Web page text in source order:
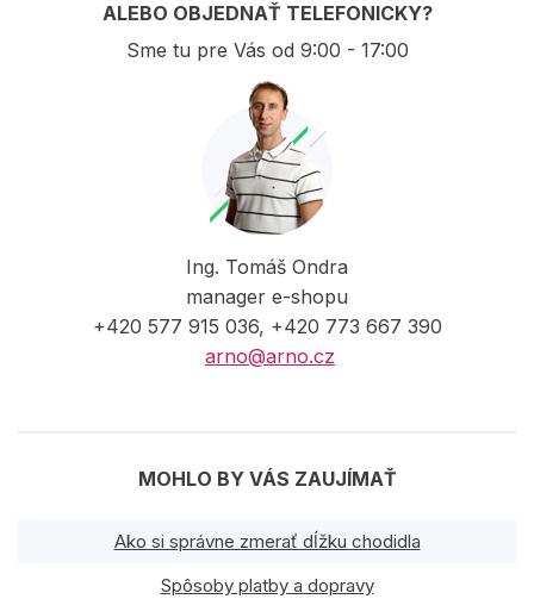
ALEBO OBJEDNAŤ TELEFONICKY?
Sme tu pre Vás od 9:00 - 17:00
Ing. Tomáš Ondra
manager e-shopu
+420 577 915 036, +420 773 667 390
arno@arno.cz
MOHLO BY VÁS ZAUJÍMAŤ
Ako si správne zmerať dĺžku chodidla
Spôsoby platby a dopravy